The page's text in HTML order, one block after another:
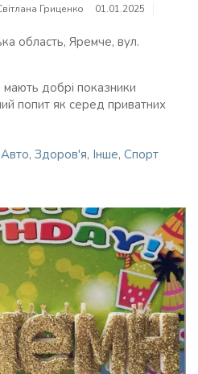
Гриценко
01.01.2025
область, Яремче, вул.
добрі показники
попит як серед приватних
Авто, Здоров'я, Інше, Спорт